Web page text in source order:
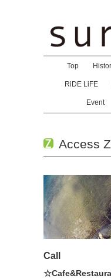
Top
RiDE LiFE
Event
Access
Call